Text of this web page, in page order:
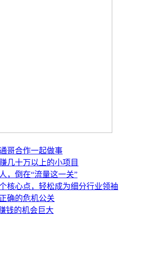
哥合作一起做事
几十万以上的小项目
，倒在“流量这一关”
核心点，轻松成为细分行业领袖
确的危机公关
钱的机会巨大